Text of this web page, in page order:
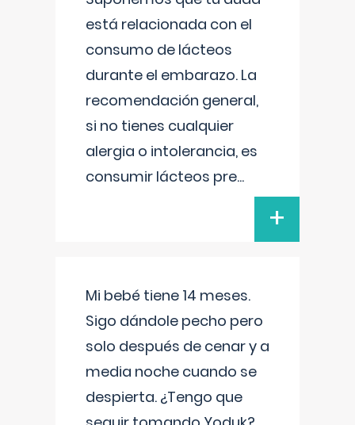
está relacionada con el
consumo de lácteos
durante el embarazo. La
recomendación general,
si no tienes cualquier
alergia o intolerancia, es
consumir lácteos pre...
+
Mi bebé tiene 14 meses.
Sigo dándole pecho pero
solo después de cenar y a
media noche cuando se
despierta. ¿Tengo que